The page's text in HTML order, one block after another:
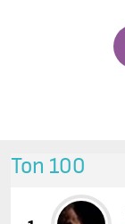
Топ 100